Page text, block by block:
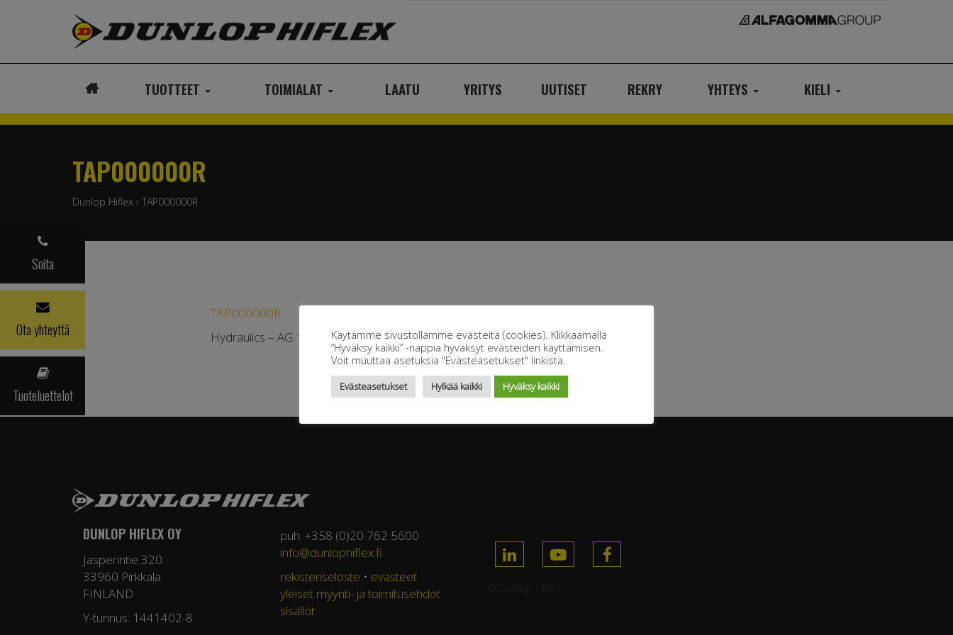
TUOTTEET TOIMIALAT LAATU YRITYS UUTISET REKRY YHTEYS KIELI
Soita
Ota yhteyttä
Tuoteluettelot
TAP000000R
Dunlop Hiflex › TAP000000R
TAP000000R
Hydraulics – AG 1SN HF, DH 122 GP – with PH INOX FITTINGS
DUNLOP HIFLEX OY
Jasperintie 320
33960 Pirkkala
FINLAND
Y-tunnus: 1441402-8
puh. +358 (0)20 762 5600
info@dunlophiflex.fi
rekisteriseloste • evästeet
yleiset myynti- ja toimitusehdot
sisällöt
Käytämme sivustollamme evästeitä (cookies). Klikkaamalla
“Hyväksy kaikki” -nappia hyväksyt evästeiden käyttämisen.
Voit muuttaa asetuksia "Evästeasetukset" linkistä.
Evästeasetukset Hylkää kaikki Hyväksy kaikki